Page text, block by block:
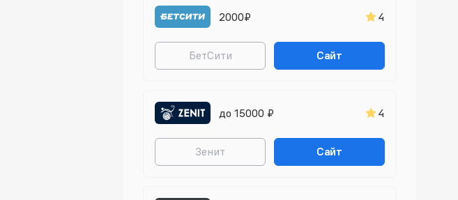
2000₽ 4
БетСити Сайт
до 15000 ₽ 4
Зенит Сайт